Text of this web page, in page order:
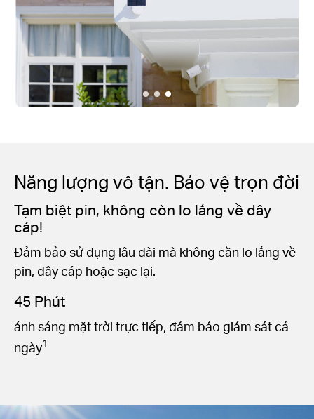
Năng lượng vô tận. Bảo vệ trọn đời
Tạm biệt pin, không còn lo lắng về dây
cáp!
Đảm bảo sử dụng lâu dài mà không cần lo lắng về
pin, dây cáp hoặc sạc lại.
45 Phút
ánh sáng mặt trời trực tiếp, đảm bảo giám sát cả
ngày1